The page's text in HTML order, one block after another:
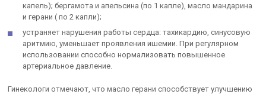
капель); бергамота и апельсина (по 1 капле), масло мандарина
и герани ( по 2 капли);
устраняет нарушения работы сердца: тахикардию, синусовую
аритмию, уменьшает проявления ишемии. При регулярном
использовании способно нормализовать повышенное
артериальное давление.
Гинекологи отмечают, что масло герани способствует улучшению